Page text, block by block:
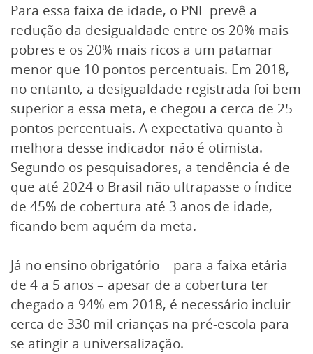
Para essa faixa de idade, o PNE prevê a
redução da desigualdade entre os 20% mais
pobres e os 20% mais ricos a um patamar
menor que 10 pontos percentuais. Em 2018,
no entanto, a desigualdade registrada foi bem
superior a essa meta, e chegou a cerca de 25
pontos percentuais. A expectativa quanto à
melhora desse indicador não é otimista.
Segundo os pesquisadores, a tendência é de
que até 2024 o Brasil não ultrapasse o índice
de 45% de cobertura até 3 anos de idade,
ficando bem aquém da meta.
Já no ensino obrigatório – para a faixa etária
de 4 a 5 anos – apesar de a cobertura ter
chegado a 94% em 2018, é necessário incluir
cerca de 330 mil crianças na pré-escola para
se atingir a universalização.